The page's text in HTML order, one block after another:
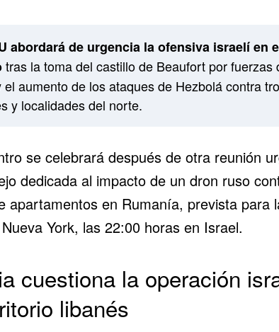
abordará de urgencia la ofensiva israelí en
tras la toma del castillo de Beaufort por fuerzas
el aumento de los ataques de Hezbolá contra
y localidades del norte.
se celebrará después de otra reunión
dedicada al impacto de un dron ruso
apartamentos en Rumanía, prevista para
York, las 22:00 horas en Israel.
cuestiona la operación
libanés